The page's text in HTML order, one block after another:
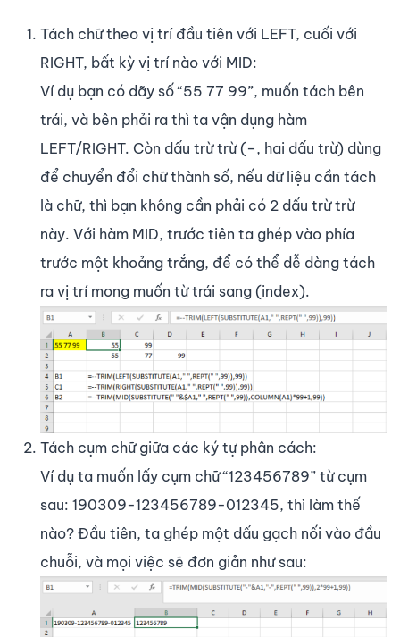
Tách chữ theo vị trí đầu tiên với LEFT, cuối với
RIGHT, bất kỳ vị trí nào với MID:
Ví dụ bạn có dãy số “55 77 99”, muốn tách bên
trái, và bên phải ra thì ta vận dụng hàm
LEFT/RIGHT. Còn dấu trừ trừ (–, hai dấu trừ) dùng
để chuyển đổi chữ thành số, nếu dữ liệu cần tách
là chữ, thì bạn không cần phải có 2 dấu trừ trừ
này. Với hàm MID, trước tiên ta ghép vào phía
trước một khoảng trắng, để có thể dễ dàng tách
ra vị trí mong muốn từ trái sang (index).
Tách cụm chữ giữa các ký tự phân cách:
Ví dụ ta muốn lấy cụm chữ “123456789” từ cụm
sau: 190309-123456789-012345, thì làm thế
nào? Đầu tiên, ta ghép một dấu gạch nối vào đầu
chuỗi, và mọi việc sẽ đơn giản như sau: